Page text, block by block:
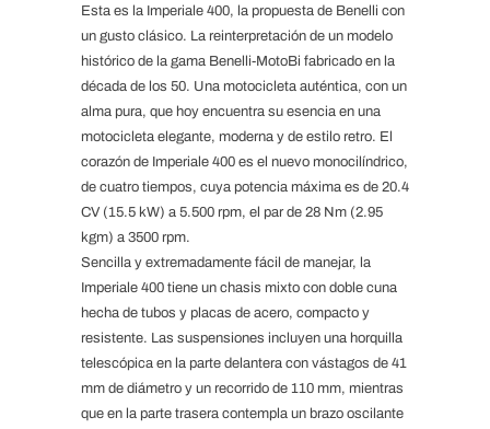
Esta es la Imperiale 400, la propuesta de Benelli con
un gusto clásico. La reinterpretación de un modelo
histórico de la gama Benelli-MotoBi fabricado en la
década de los 50. Una motocicleta auténtica, con un
alma pura, que hoy encuentra su esencia en una
motocicleta elegante, moderna y de estilo retro. El
corazón de Imperiale 400 es el nuevo monocilíndrico,
de cuatro tiempos, cuya potencia máxima es de 20.4
CV (15.5 kW) a 5.500 rpm, el par de 28 Nm (2.95
kgm) a 3500 rpm.
Sencilla y extremadamente fácil de manejar, la
Imperiale 400 tiene un chasis mixto con doble cuna
hecha de tubos y placas de acero, compacto y
resistente. Las suspensiones incluyen una horquilla
telescópica en la parte delantera con vástagos de 41
mm de diámetro y un recorrido de 110 mm, mientras
que en la parte trasera contempla un brazo oscilante